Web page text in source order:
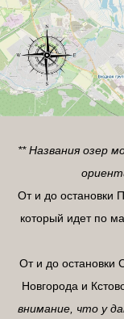
** Названия озер
От и до остановки
который идет по
От и до остановки
Новгорода и
внимание, что у